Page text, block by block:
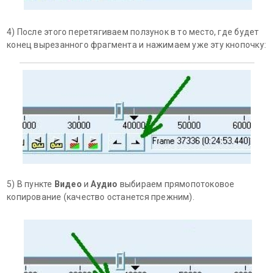
4) После этого перетягиваем ползунок в то место, где будет
конец вырезанного фрагмента и нажимаем уже эту кнопочку:
5) В пункте Видео иАудио выбираем прямопотоковое
копирование (качество останется прежним).